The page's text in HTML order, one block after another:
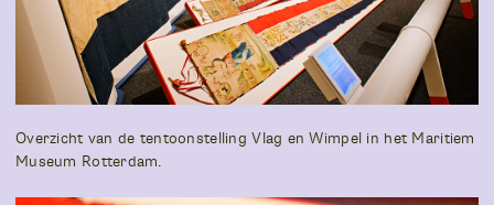
Overzicht van de tentoonstelling Vlag en Wimpel in het Maritiem
Museum Rotterdam.